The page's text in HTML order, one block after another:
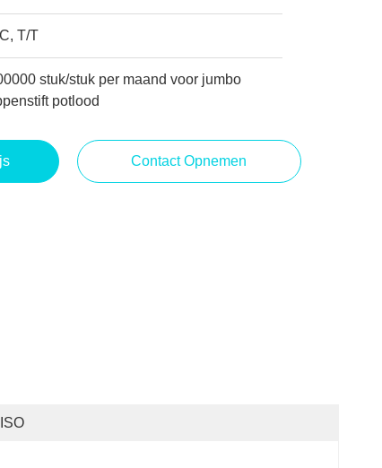
T/T
stuk/stuk per maand voor jumbo
potlood
Contact Opnemen